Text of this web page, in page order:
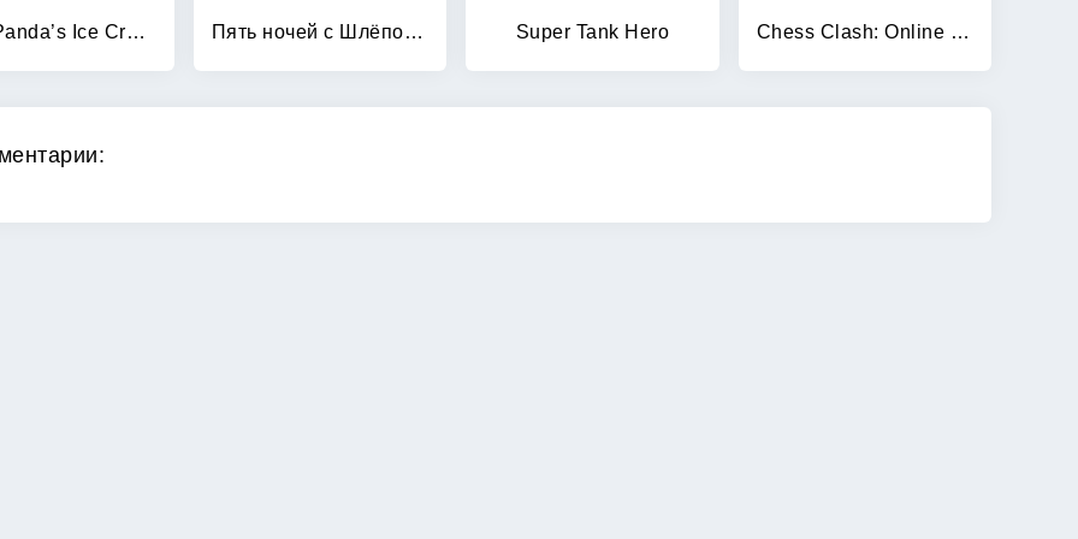
Baby Panda’s Ice Cream Shop Пять ночей с Шлёпой 0 Super Tank Hero Chess Clash: Online & Offline